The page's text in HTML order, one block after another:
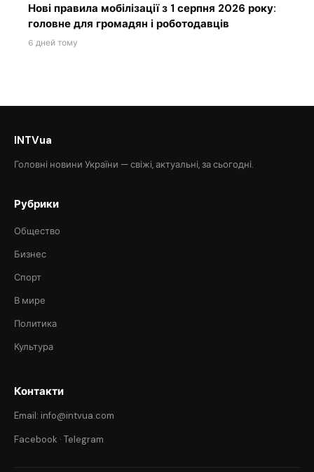
Нові правила мобілізації з 1 серпня 2026 року:
головне для громадян і роботодавців
6 дней тому
INTVua
Головні новини України — свіжі, актуальні, за сьогодні.
Рубрики
Общество
Бизнес
Спорт
В мире
Политика
Культура
Контакти
Email: info@intvua.com
Facebook · Telegram